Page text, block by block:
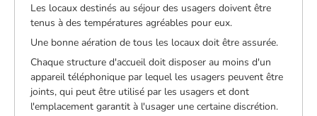
Les locaux destinés au séjour des usagers doivent être
tenus à des températures agréables pour eux.
Une bonne aération de tous les locaux doit être assurée.
Chaque structure d'accueil doit disposer au moins d'un
appareil téléphonique par lequel les usagers peuvent être
joints, qui peut être utilisé par les usagers et dont
l'emplacement garantit à l'usager une certaine discrétion.